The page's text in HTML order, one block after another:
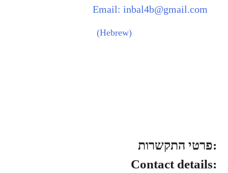
Email: inbal4b@gmail.com
(Hebrew)
פרטי התקשרות:
Contact details: